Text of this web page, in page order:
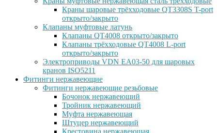
Краны шаровые трёхходовые QT3308S T-port
открыто/закрыто
Клапаны муфтовые латунь
Клапаны QT4008 открыто/закрыто
Клапаны трёхходовые QT4008 L-port
открыто/закрыто
Электроприводы VDN EA03-50 для шаровых
кранов ISO5211
Фитинги нержавеющие
Фитинги нержавеющие резьбовые
Бочонок нержавеющий
Тройник нержавеющий
Муфта нержавеющая
Штуцер нержавеющий
Крестовина нержавеющая